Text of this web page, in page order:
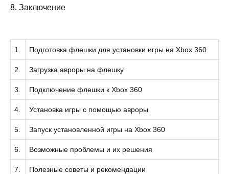
8. Заключение
1. Подготовка флешки для установки игры на Xbox 360
2. Загрузка авроры на флешку
3. Подключение флешки к Xbox 360
4. Установка игры с помощью авроры
5. Запуск установленной игры на Xbox 360
6. Возможные проблемы и их решения
7. Полезные советы и рекомендации